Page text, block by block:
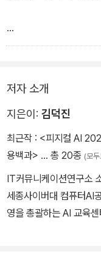
만들어 줍니다. 챗GPT
마이크로소프트 디자이
저자 소개
지은이: 김덕진
최근작 : <피지컬 AI
용백과> … 총 20종 (모
IT커뮤니케이션연구소
세종사이버대 컴퓨터AI
영을 총괄하는 AI 교육